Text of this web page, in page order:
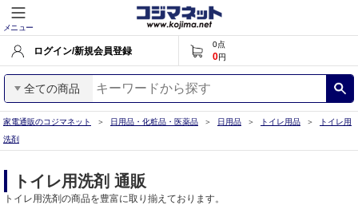
メニュー
ログイン/新規会員登録
0点
0円
全ての商品
家電通販のコジマネット 日用品・化粧品・医薬品 日用品 トイレ用品
トイレ用
洗剤
トイレ用洗剤 通販
トイレ用洗剤の商品を豊富に取り揃えております。